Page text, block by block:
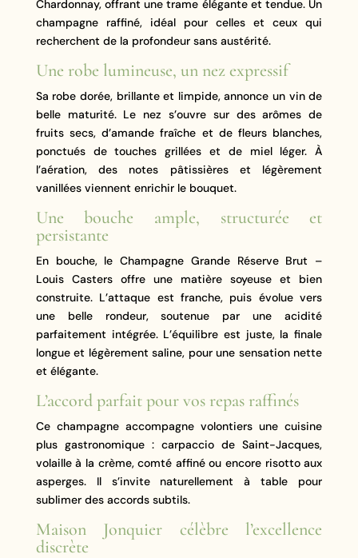
Chardonnay, offrant une trame élégante et tendue. Un
champagne raffiné, idéal pour celles et ceux qui
recherchent de la profondeur sans austérité.
Une robe lumineuse, un nez expressif
Sa robe dorée, brillante et limpide, annonce un vin de
belle maturité. Le nez s’ouvre sur des arômes de
fruits secs, d’amande fraîche et de fleurs blanches,
ponctués de touches grillées et de miel léger. À
l’aération, des notes pâtissières et légèrement
vanillées viennent enrichir le bouquet.
Une bouche ample, structurée et
persistante
En bouche, le Champagne Grande Réserve Brut –
Louis Casters offre une matière soyeuse et bien
construite. L’attaque est franche, puis évolue vers
une belle rondeur, soutenue par une acidité
parfaitement intégrée. L’équilibre est juste, la finale
longue et légèrement saline, pour une sensation nette
et élégante.
L’accord parfait pour vos repas raffinés
Ce champagne accompagne volontiers une cuisine
plus gastronomique : carpaccio de Saint-Jacques,
volaille à la crème, comté affiné ou encore risotto aux
asperges. Il s’invite naturellement à table pour
sublimer des accords subtils.
Maison Jonquier célèbre l’excellence
discrète